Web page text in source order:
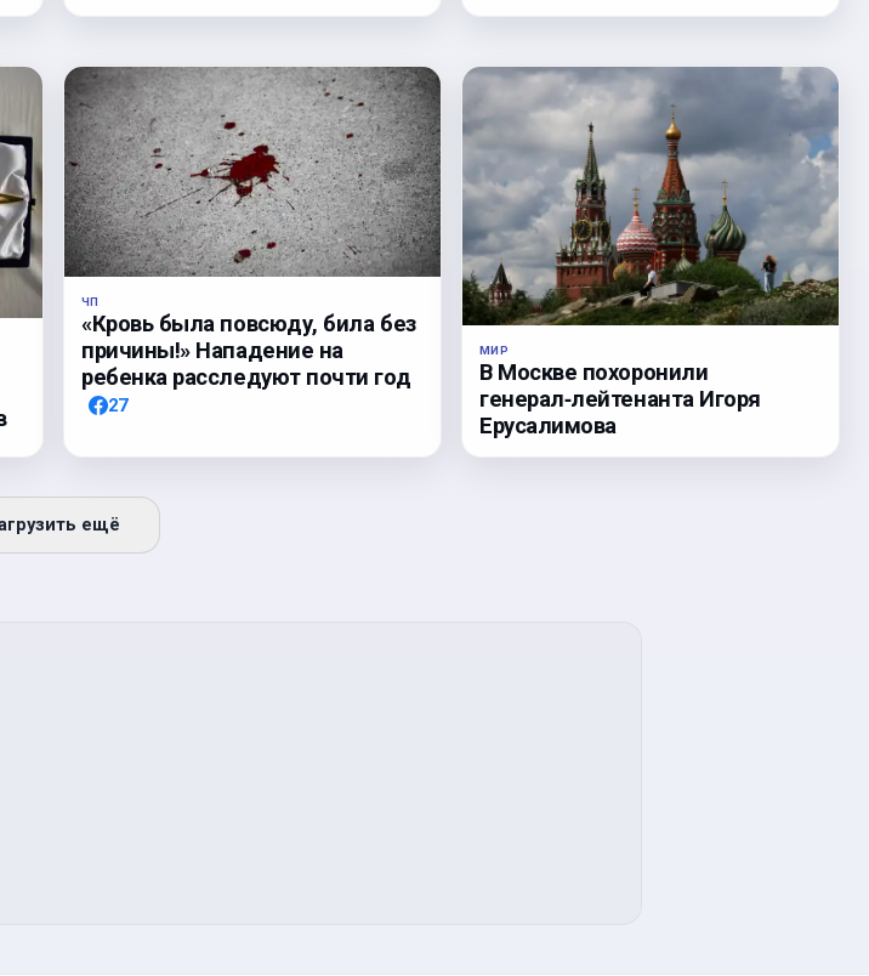
ЧП
«Кровь была повсюду, била без
причины!» Нападение на
ребенка расследуют почти год
27
МИР
В Москве похоронили
генерал‑лейтенанта Игоря
Ерусалимова
ещё